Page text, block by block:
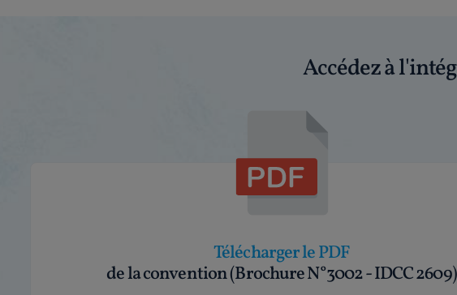
Accédez à
Télécharger le PDF
de la convention (Brochure N°3002 - IDCC 2609)